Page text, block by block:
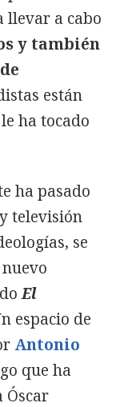
llevar a cabo
y también
están
ha tocado
ha pasado
televisión
se
El
espacio de
Antonio
que ha
Óscar